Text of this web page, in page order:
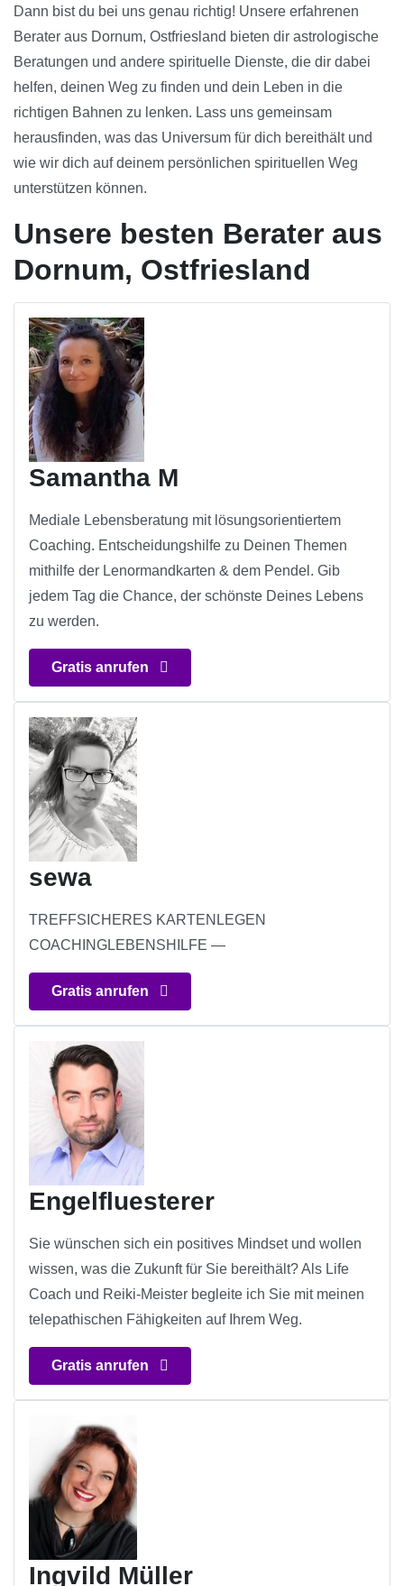
Dann bist du bei uns genau richtig! Unsere erfahrenen
Berater aus Dornum, Ostfriesland bieten dir astrologische
Beratungen und andere spirituelle Dienste, die dir dabei
helfen, deinen Weg zu finden und dein Leben in die
richtigen Bahnen zu lenken. Lass uns gemeinsam
herausfinden, was das Universum für dich bereithält und
wie wir dich auf deinem persönlichen spirituellen Weg
unterstützen können.
Unsere besten Berater aus
Dornum, Ostfriesland
Samantha M
Mediale Lebensberatung mit lösungsorientiertem
Coaching. Entscheidungshilfe zu Deinen Themen
mithilfe der Lenormandkarten & dem Pendel. Gib
jedem Tag die Chance, der schönste Deines Lebens
zu werden.
Gratis anrufen
sewa
TREFFSICHERES KARTENLEGEN
COACHINGLEBENSHILFE —
Gratis anrufen
Engelfluesterer
Sie wünschen sich ein positives Mindset und wollen
wissen, was die Zukunft für Sie bereithält? Als Life
Coach und Reiki-Meister begleite ich Sie mit meinen
telepathischen Fähigkeiten auf Ihrem Weg.
Gratis anrufen
Ingvild Müller